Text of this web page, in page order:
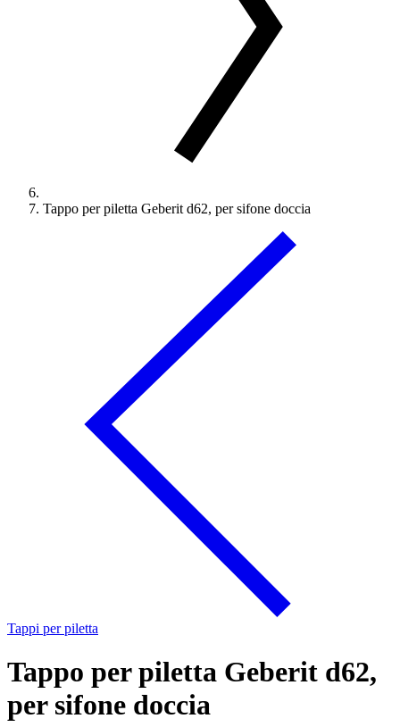
Tappo per piletta Geberit d62, per sifone doccia
Tappi per piletta
Tappo per piletta Geberit d62,
per sifone doccia